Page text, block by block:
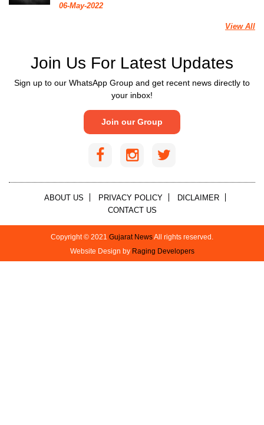
06-May-2022
View All
Join Us For Latest Updates
Sign up to our WhatsApp Group and get recent news directly to
your inbox!
Join our Group
ABOUT US PRIVACY POLICY
DICLAIMER
CONTACT US
Copyright © 2021 Gujarat NewsAll rights reserved.
Website Design by Raging Developers